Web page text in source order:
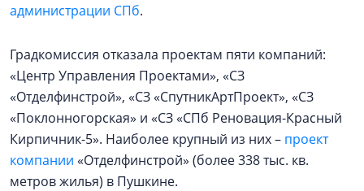
администрации СПб.
Градкомиссия отказала проектам пяти компаний:
«Центр Управления Проектами», «СЗ
«Отделфинстрой», «СЗ «СпутникАртПроект», «СЗ
«Поклонногорская» и «СЗ «СПб Реновация-Красный
Кирпичник-5». Наиболее крупный из них – проект
компании «Отделфинстрой» (более 338 тыс. кв.
метров жилья) в Пушкине.